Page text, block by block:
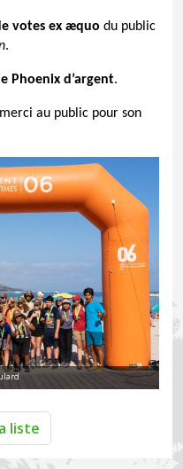
votes ex æquo du public
.
le Phoenix d’argent.
au public pour son
liste